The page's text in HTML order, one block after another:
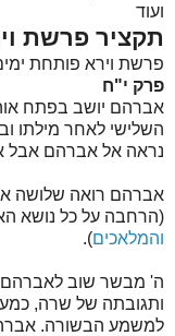
ועוד
תקציר פרשת
פרשת וירא פותחת
פרק י"ח
אברהם יושב בפתח
השלישי לאחר מילתו
נראה אל אברהם אבל
אברהם רואה שלושה
(הרחבה על כל נושא
והמלאכים).
ה' מבשר שוב לאברהם,
ותגובתה של שרה,
למשמע הבשורה.